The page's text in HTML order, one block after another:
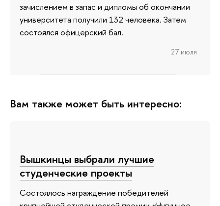
зачислением в запас и дипломы об окончании
университета получили 132 человека. Затем
состоялся офицерский бал.
27 июля
Вам также может быть интересно:
Вышкинцы выбрали лучшие
студенческие проекты
Состоялось награждение победителей